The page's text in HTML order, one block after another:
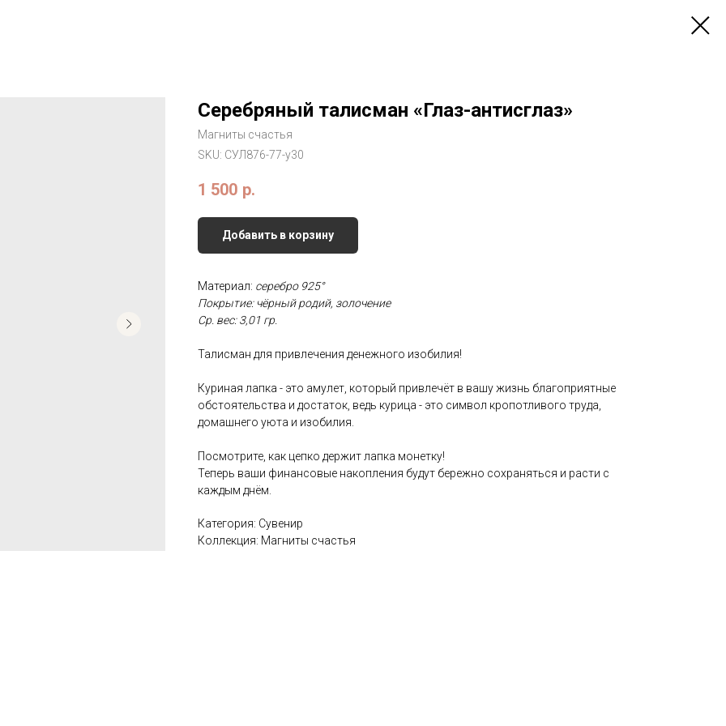
Серебряный талисман «Глаз-антисглаз»
Магниты счастья
SKU: СУЛ876-77-у30
1 500 р.
Добавить в корзину
Материал: серебро 925°
Покрытие: чёрный родий, золочение
Ср. вес: 3,01 гр.
Талисман для привлечения денежного изобилия!
Куриная лапка - это амулет, который привлечёт в вашу жизнь благоприятные
обстоятельства и достаток, ведь курица - это символ кропотливого труда,
домашнего уюта и изобилия.
Посмотрите, как цепко держит лапка монетку!
Теперь ваши финансовые накопления будут бережно сохраняться и расти с
каждым днём.
Категория: Сувенир
Коллекция: Магниты счастья